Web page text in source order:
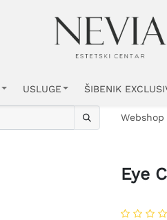
USLUGE ŠIBENIK
Webshop
Eye